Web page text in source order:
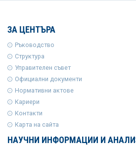
ЗА ЦЕНТЪРА
Ръководство
Структура
Управителен съвет
Официални документи
Нормативни актове
Кариери
Контакти
Карта на сайта
НАУЧНИ ИНФОРМАЦИИ И